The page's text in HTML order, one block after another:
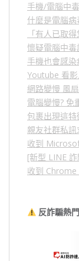
手機/電腦中
什麼是電腦
「有人已取
懷疑電腦中
手機也會感染
Youtube 看
網路變慢 風
電腦變慢? 免
包裹出現這
親友社群私
收到
[新型 LINE
收到 Chrome
反詐騙熱